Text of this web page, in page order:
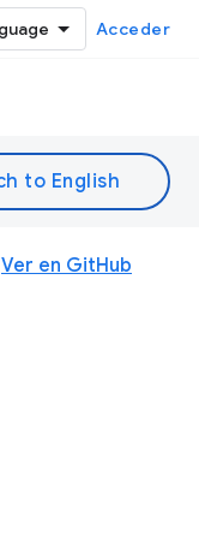
Acceder
Ver en GitHub